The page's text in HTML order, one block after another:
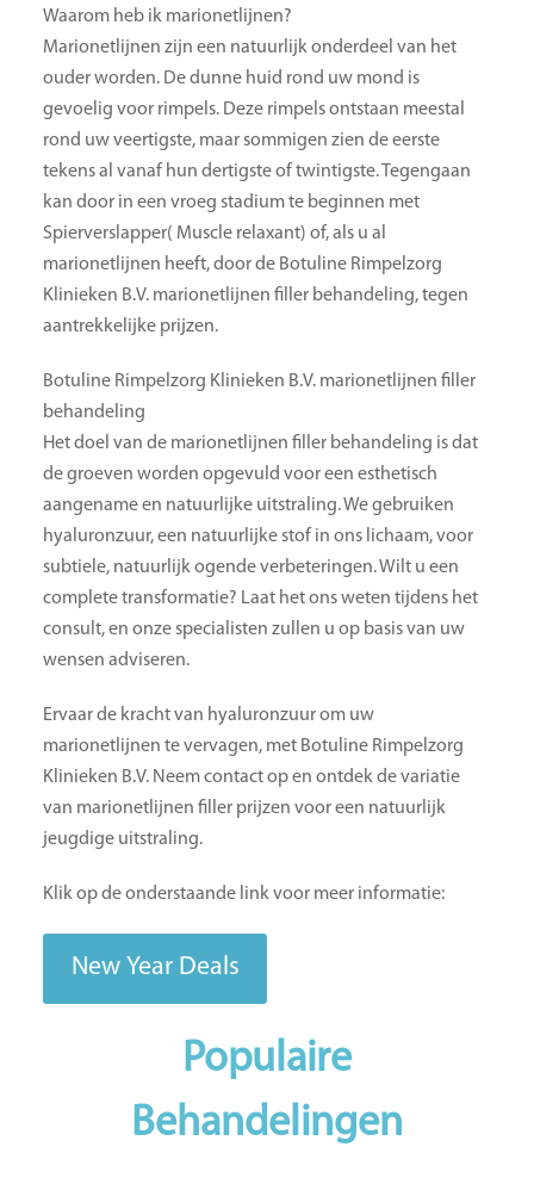
Waarom heb ik marionetlijnen?
Marionetlijnen zijn een natuurlijk onderdeel van het
ouder worden. De dunne huid rond uw mond is
gevoelig voor rimpels. Deze rimpels ontstaan meestal
rond uw veertigste, maar sommigen zien de eerste
tekens al vanaf hun dertigste of twintigste. Tegengaan
kan door in een vroeg stadium te beginnen met
Spierverslapper( Muscle relaxant) of, als u al
marionetlijnen heeft, door de Botuline Rimpelzorg
Klinieken B.V. marionetlijnen filler behandeling, tegen
aantrekkelijke prijzen.
Botuline Rimpelzorg Klinieken B.V. marionetlijnen filler
behandeling
Het doel van de marionetlijnen filler behandeling is dat
de groeven worden opgevuld voor een esthetisch
aangename en natuurlijke uitstraling. We gebruiken
hyaluronzuur, een natuurlijke stof in ons lichaam, voor
subtiele, natuurlijk ogende verbeteringen. Wilt u een
complete transformatie? Laat het ons weten tijdens het
consult, en onze specialisten zullen u op basis van uw
wensen adviseren.
Ervaar de kracht van hyaluronzuur om uw
marionetlijnen te vervagen, met Botuline Rimpelzorg
Klinieken B.V. Neem contact op en ontdek de variatie
van marionetlijnen filler prijzen voor een natuurlijk
jeugdige uitstraling.
Klik op de onderstaande link voor meer informatie:
New Year Deals
Populaire
Behandelingen